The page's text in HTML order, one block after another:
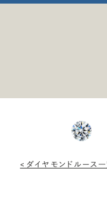
< ダイヤモンドルース